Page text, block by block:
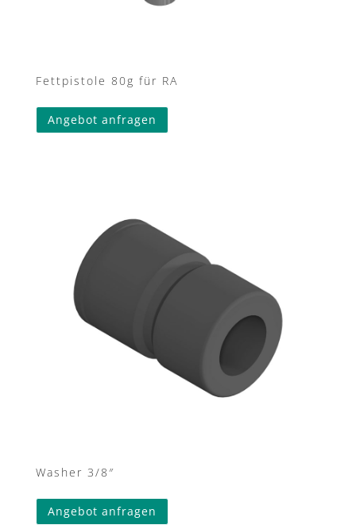
Fettpistole 80g für RA
Angebot anfragen
Washer 3/8″
Angebot anfragen